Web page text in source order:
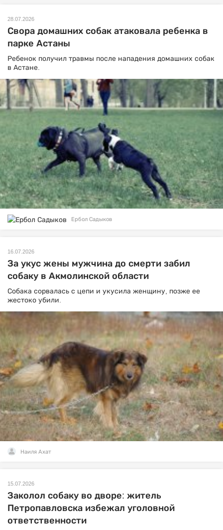
28.07.2026
Свора домашних собак атаковала ребенка в
парке Астаны
Ребенок получил травмы после нападения домашних собак
в Астане.
Ербол Садыков
16.07.2026
За укус жены мужчина до смерти забил
собаку в Акмолинской области
Собака сорвалась с цепи и укусила женщину, позже ее
жестоко убили.
Наиля Ахат
15.07.2026
Заколол собаку во дворе: житель
Петропавловска избежал уголовной
ответственности